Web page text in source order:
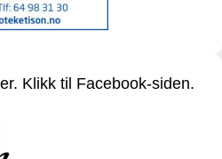
Klikk til Facebook-siden.